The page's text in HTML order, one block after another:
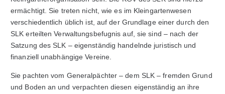
ermächtigt. Sie treten nicht, wie es im Kleingartenwesen
verschiedentlich üblich ist, auf der Grundlage einer durch den
SLK erteilten Verwaltungsbefugnis auf, sie sind – nach der
Satzung des SLK – eigenständig handelnde juristisch und
finanziell unabhängige Vereine.
Sie pachten vom Generalpächter – dem SLK – fremden Grund
und Boden an und verpachten diesen eigenständig an ihre